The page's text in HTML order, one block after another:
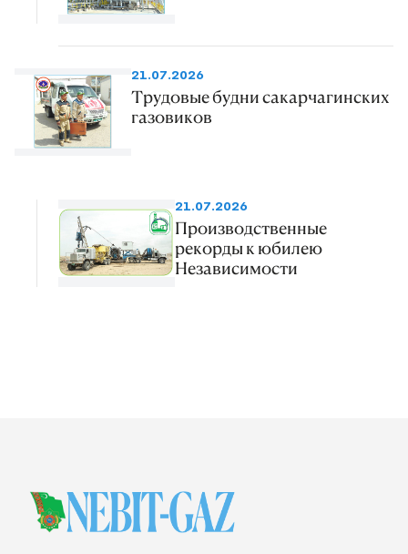
21.07.2026
Трудовые будни сакарчагинских
газовиков
21.07.2026
Производственные
рекорды к юбилею
Независимости